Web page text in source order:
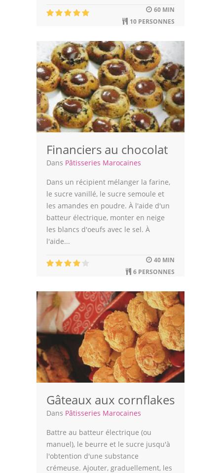
60 MIN
10 PERSONNES
Financiers au chocolat
Dans Pâtisseries Marocaines
Dans un récipient mélanger la farine,
le sucre vanillé, le sucre semoule et
les amandes en poudre. À l'aide d'un
batteur électrique, monter en neige
les blancs d'oeufs avec le sel. À
l'aide...
40 MIN
6 PERSONNES
Gâteaux aux cornflakes
Dans Pâtisseries Marocaines
Battre au batteur électrique (ou
manuel), le beurre et le sucre jusqu'à
l'obtention d'une substance
crémeuse. Ajouter, graduellement, les